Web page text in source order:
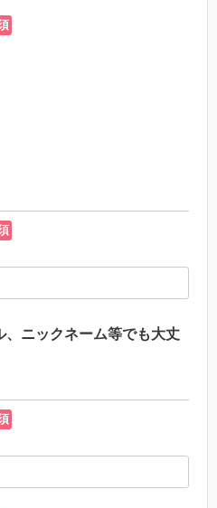
、ニックネーム等でも大丈